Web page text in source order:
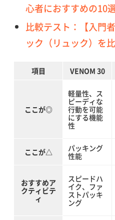
心者におすすめの10
比較テスト：【入門
ック（リュック）を
項目 VENOM 30
ここが◎
軽量性、ス
ピーディな
行動を可能
にする機能
性
ここが△
パッキング
性能
おすすめア
クティビテ
ィ
スピードハ
イク、ファ
ストパッキ
ング